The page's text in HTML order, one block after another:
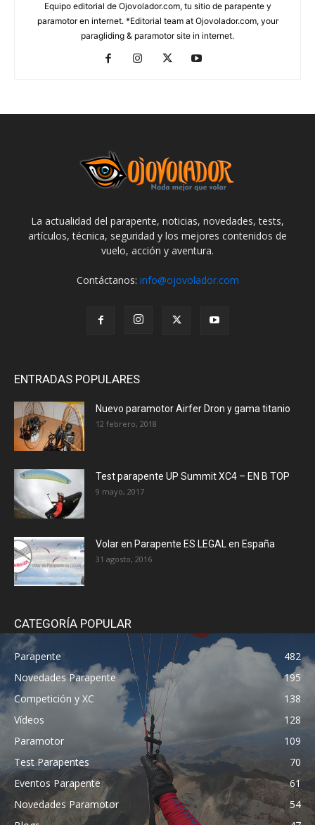
Equipo editorial de Ojovolador.com, tu sitio de parapente y
paramotor en internet. *Editorial team at Ojovolador.com, your
paragliding & paramotor site in internet.
La actualidad del parapente, noticias, novedades, tests,
artículos, técnica, seguridad y los mejores contenidos de
vuelo, acción y aventura.
Contáctanos: info@ojovolador.com
ENTRADAS POPULARES
Nuevo paramotor Airfer Dron y gama titanio
12 febrero, 2018
Test parapente UP Summit XC4 – EN B TOP
9 mayo, 2017
Volar en Parapente ES LEGAL en España
31 agosto, 2016
CATEGORÍA POPULAR
Parapente
482
Novedades Parapente
195
Competición y XC
138
Vídeos
128
Paramotor
109
Test Parapentes
70
Eventos Parapente
61
Novedades Paramotor
54